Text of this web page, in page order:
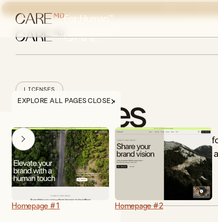
Homepage #1 Homepage #2
EXPLORE ALL PAGES CLOSE
LICENSES
Licenses
All graphical assets in this template are licensed
personal and commercial use. If you'd like to use
asset, please check the license below.
FONTS